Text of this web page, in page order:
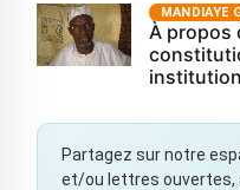
MANDIAYE
À propos
Partagez sur notre
et/ou lettres ouvertes,